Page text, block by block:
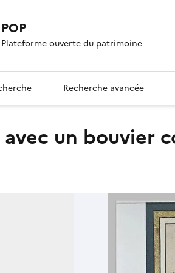
POP
Plateforme ouverte du patrimoine
Recherche avancée